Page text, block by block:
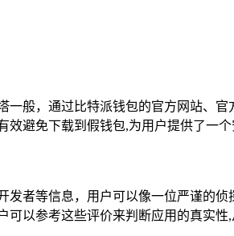
般，通过比特派钱包的官方网站、官
避免下载到假钱包,为用户提供了一个
者等信息，用户可以像一位严谨的
以参考这些评价来判断应用的真实性,